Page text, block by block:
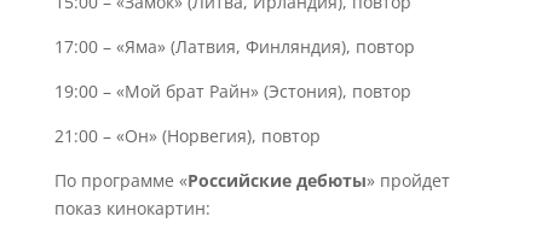
17:00 – «Яма» (Латвия, Финляндия), повтор
19:00 – «Мой брат Райн» (Эстония), повтор
21:00 – «Он» (Норвегия), повтор
По программе «Российские дебюты» пройдет
показ кинокартин: